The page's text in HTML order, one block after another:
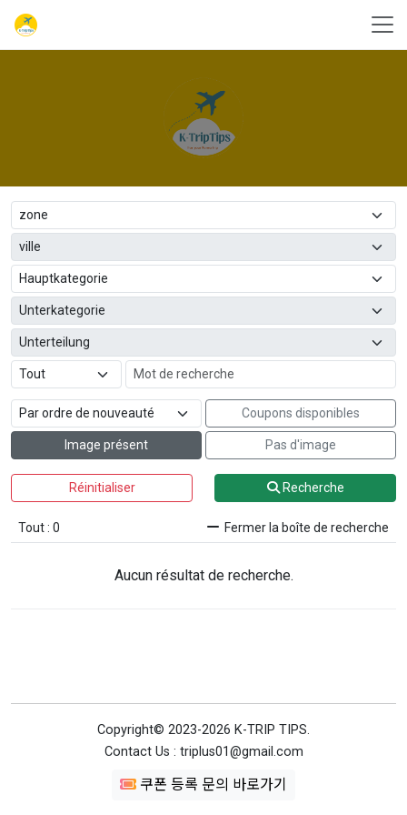
Coupons disponibles
Image présent Pas d'image
Réinitialiser Recherche
Tout : 0 Fermer la boîte de recherche
Aucun résultat de recherche.
Copyright© 2023-2026 K-TRIP TIPS.
Contact Us : triplus01@gmail.com
쿠폰 등록 문의 바로가기